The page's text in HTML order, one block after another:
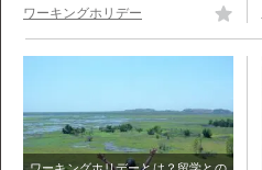
ワーキングホリデー